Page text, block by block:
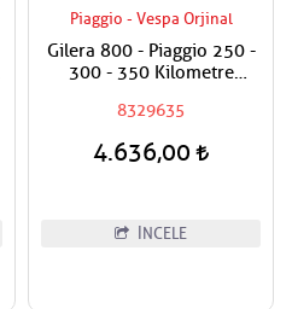
Piaggio - Vespa Orjinal
Gilera 800 - Piaggio 250 -
300 - 350 Kilometre
8329635
4.636,00
İNCELE